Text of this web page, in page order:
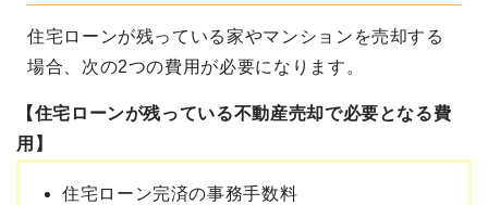
住宅ローンが残っている家やマンションを売却する
場合、次の2つの費用が必要になります。
【住宅ローンが残っている不動産売却で必要となる費
用】
住宅ローン完済の事務手数料